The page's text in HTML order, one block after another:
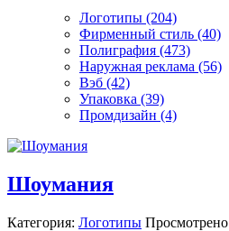
Логотипы (204)
Фирменный стиль (40)
Полиграфия (473)
Наружная реклама (56)
Вэб (42)
Упаковка (39)
Промдизайн (4)
Шоумания
Категория: Логотипы Просмотрено